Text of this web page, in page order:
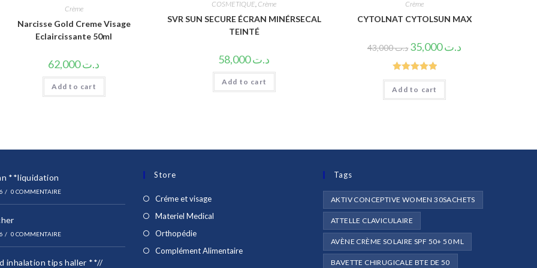
Crème
Narcisse Gold Creme Visage
Eclaircissante 50ml
د.ت62,000
Add to cart
COSMETIQUE Crème
SVR SUN SECURE ÉCRAN MINÉRSECAL
TEINTÉ
د.ت58,000
Add to cart
Crème
CYTOLNAT CYTOLSUN MAX
د.ت43,000 د.ت35,000
Rated5.00
out of 5
Add to cart
**liquidation
/ 0 COMMENTAIRE
/ 0 COMMENTAIRE
inhalation tips haller **//
Store
Créme et visageS’ouvre
dans
Materiel Medical
OrthopédieS’ouvre
dans
Complément AlimentaireS’ouvre
Tags
AKTIV CONCEPTIVE WOMEN 30SACHETS
ATTELLE CLAVICULAIRE
AVÈNE CRÈME SOLAIRE SPF 50+ 50 ML
BAVETTE CHIRUGICALE BTE DE 50